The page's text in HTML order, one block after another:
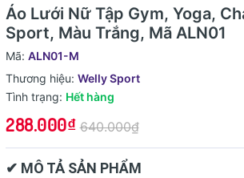
Áo Lưới Nữ Tập Gym, Yoga,
Sport, Màu Trắng, Mã ALN01
Mã: ALN01-M
Thương hiệu: Welly Sport
Tình trạng: Hết hàng
288.000₫ 640.000₫
✔ MÔ TẢ SẢN PHẨM